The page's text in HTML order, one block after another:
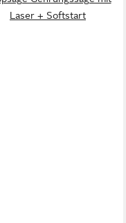
Laser + Softstart